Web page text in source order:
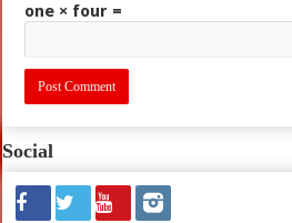
one × four =
Social